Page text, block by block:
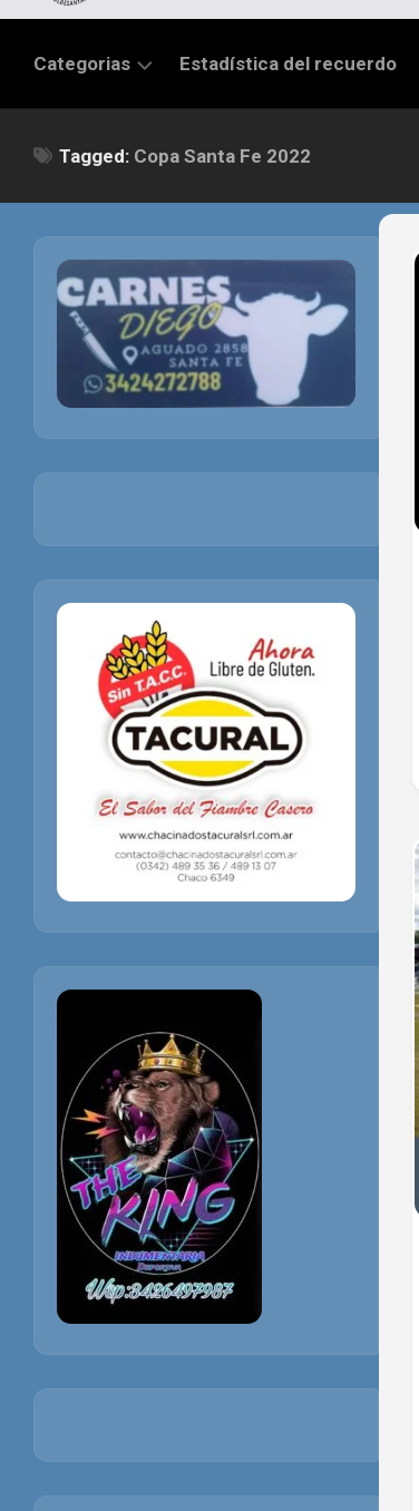
Categorias
SANTAFESINA
OTRAS
TORNEO
FEDERAL
NACIONAL
PRIMERA
INTERNACIONAL
Estadística del recuerdo
Tagged: Copa Santa Fe 2022